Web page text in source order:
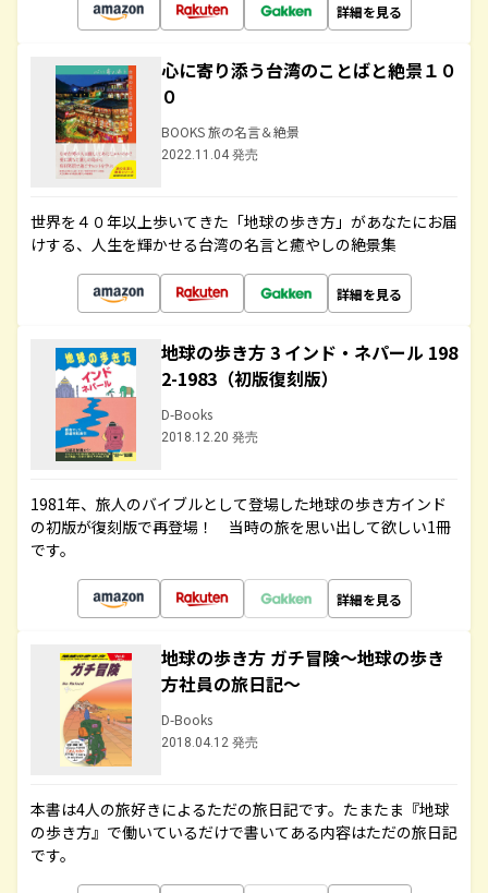
詳細を見る
心に寄り添う台湾のことばと絶景１０
０
BOOKS 旅の名言＆絶景
2022.11.04 発売
世界を４０年以上歩いてきた「地球の歩き方」があなたにお届
けする、人生を輝かせる台湾の名言と癒やしの絶景集
詳細を見る
地球の歩き方 3 インド・ネパール 198
2-1983（初版復刻版）
D-Books
2018.12.20 発売
1981年、旅人のバイブルとして登場した地球の歩き方インド
の初版が復刻版で再登場！ 当時の旅を思い出して欲しい1冊
です。
詳細を見る
地球の歩き方 ガチ冒険～地球の歩き
方社員の旅日記～
D-Books
2018.04.12 発売
本書は4人の旅好きによるただの旅日記です。たまたま『地球
の歩き方』で働いているだけで書いてある内容はただの旅日記
です。